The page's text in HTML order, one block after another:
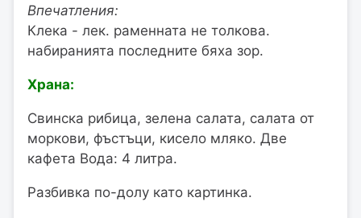
Впечатления:
Клека - лек. раменната не толкова.
набиранията последните бяха зор.
Храна:
Свинска рибица, зелена салата, салата от
моркови, фъстъци, кисело мляко. Две
кафета Вода: 4 литра.
Разбивка по-долу като картинка.